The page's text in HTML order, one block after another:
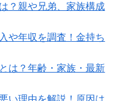
？親や兄弟、家族構成
や年収を調査！金持ち
は？年齢・家族・最新